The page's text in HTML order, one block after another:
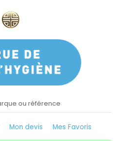
Mon devis Mes Favoris